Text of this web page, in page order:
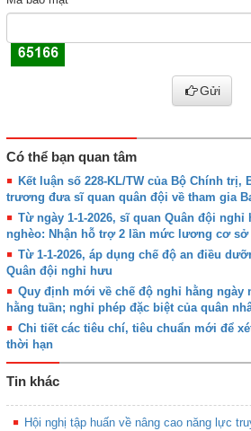
Gửi
Có thể bạn quan tâm
Kết luận số 228-KL/TW của Bộ Chính trị,
trương đưa sĩ quan quân đội về tham gia
Từ ngày 1-1-2026, sĩ quan Quân đội nghỉ
nghèo: Nhận hỗ trợ 2 lần mức lương cơ
Từ 1-1-2026, áp dụng chế độ an điều
Quân đội nghỉ hưu
Quy định mới về chế độ nghỉ hằng ngày
hằng tuần; nghỉ phép đặc biệt của quân
Chi tiết các tiêu chí, tiêu chuẩn mới để
thời hạn
Tin khác
Hội nghị tập huấn về nâng cao năng lực